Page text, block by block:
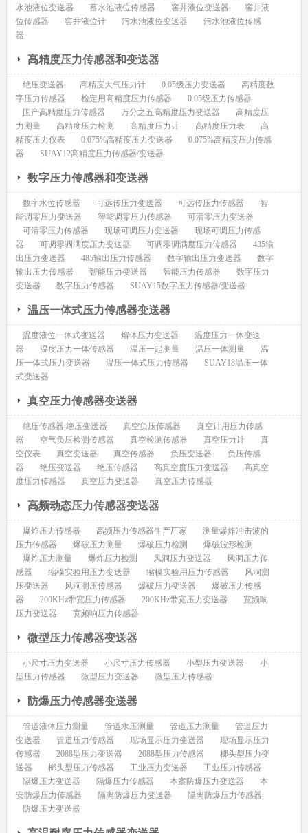
水池液位变送器
蓄水池液位传感器 窖井液位变送器
窖井液
位传感器
窖井液位计 污水池液位变送器
污水池液位传感
器
高精度压力传感器和变送器
绝压变送器 高精度大气压力计 0.05级压力变送器
高精度数
字压力传感器
检定用高精度压力传感器
0.05级压力传感器
国产高精度压力传感器
万分之五高精度压力变送器
高精度压
力测量
高精度压力检测 高精度压力计 高精度压力表
高
精度压力仪表
0.075%高精度压力变送器
0.075%高精度压力传感
器
SUAY12高精度压力传感器/变送器
数字压力传感器和变送器
数字水位传感器 可远传压力变送器 可远传压力传感器
智
能调零压力变送器
智能调零压力传感器
可清零压力变送器
可清零压力传感器
现场可调压力变送器
现场可调压力传感
器
可调零调满度压力变送器 可调零调满度压力传感器
485输
出压力变送器
485输出压力传感器 数字输出压力变送器
数字
输出压力传感器
智能压力变送器 智能压力传感器
数字压力
变送器
数字压力传感器 SUAY15数字压力传感器/变送器
温压一体式压力传感器变送器
温度液位一体式变送器 熔体压力变送器
温度压力一体变送
器
温度压力一体传感器 温压一起测量 温压一体测量
温
压一体式压力变送器
温压一体式压力传感器
SUAY18温压一体
式变送器
真空压力传感器变送器
绝压传感器 绝压变送器 真空负压传感器
真空计用压力传感
器
空气负压检测传感器 真空检测传感器 真空压力计
真
空仪表
真空变送器 真空传感器 负压变送器
负压传感
器
绝压变送器 绝压传感器 高真空度压力变送器
高真空
度压力传感器
真空压力变送器 真空压力传感器
高频动态压力传感器变送器
爆炸压力传感器 高频压力传感器生产厂家
测量爆炸冲击波的
压力传感器
爆破压力测量 爆破压力检测
爆破波形检测
爆炸压力测量
爆炸压力检测 风洞压力变送器
风洞压力传
感器
缩模实验用压力变送器 缩模实验用压力传感器
风洞测
压变送器
风洞测压传感器 爆破压力变送器
爆破压力传感
器
200KHz带宽压力传感器 200KHz带宽压力变送器
宽频响
压力变送器
宽频响压力传感器
微型压力传感器变送器
小尺寸压力变送器 小尺寸压力传感器 小型压力变送器
小
型压力传感器
微型压力变送器 微型压力传感器
防爆压力传感器变送器
管道液体压力测量 管道水压测量 管道压力测量
管道压力
变送器
管道压力传感器 现场显示压力变送器
现场显示压力
传感器
2088型压力变送器 2088型压力传感器
榔头型压力变
送器
榔头型压力传感器 工业压力变送器
工业压力传感器
隔爆压力变送器
隔爆压力传感器 本案防爆压力变送器
本
安防爆压力传感器
隔离防爆压力变送器
隔离防爆压力传感器
防爆压力变送器